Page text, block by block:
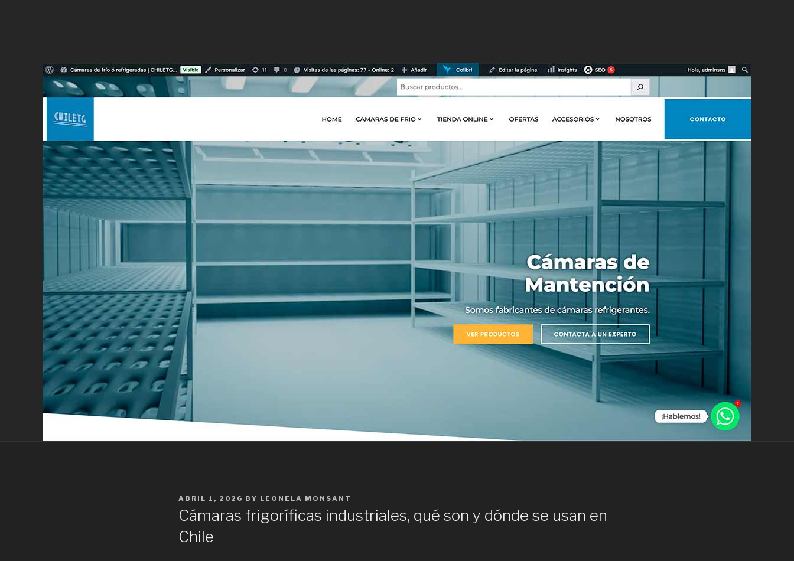
POSTED
ABRIL 1, 2026 BY LEONELA MONSANT
Cámaras frigoríficas industriales, qué son y dónde se usan en
Chile